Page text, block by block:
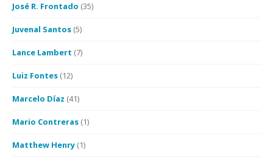
José R. Frontado (35)
Juvenal Santos (5)
Lance Lambert (7)
Luiz Fontes (12)
Marcelo Díaz (41)
Mario Contreras (1)
Matthew Henry (1)